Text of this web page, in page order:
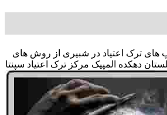
های ترک اعتیاد در شبیری از روش های
دهکده المپیک مرکز ترک اعتیاد سپنتا